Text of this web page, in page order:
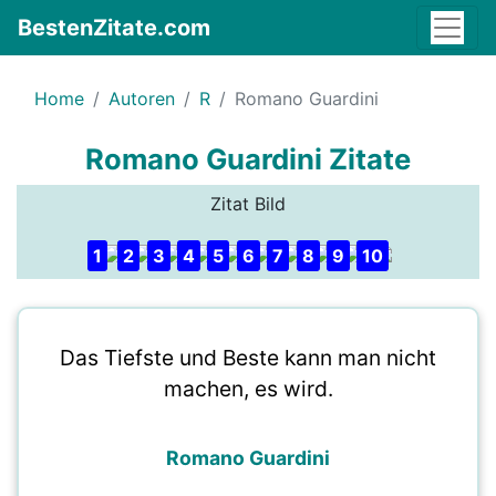
BestenZitate.com
Home Autoren R Romano Guardini
Romano Guardini Zitate
Zitat Bild
1 2 3 4 5 6 7 8 9 10
Das Tiefste und Beste kann man nicht
machen, es wird.
Romano Guardini